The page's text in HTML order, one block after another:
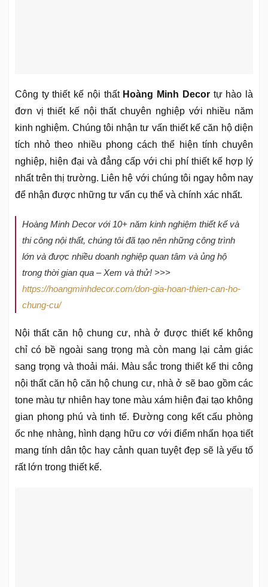
Công ty thiết kế nội thất Hoàng Minh Decortự hào là
đơn vị thiết kế nội thất chuyên nghiệp với nhiều năm
kinh nghiệm. Chúng tôi nhận tư vấn thiết kế căn hộ diện
tích nhỏ theo nhiều phong cách thể hiện tính chuyên
nghiệp, hiện đại và đẳng cấp với chi phí thiết kế hợp lý
nhất trên thị trường. Liên hệ với chúng tôi ngay hôm nay
để nhận được những tư vấn cụ thể và chính xác nhất.
Hoàng Minh Decor với 10+ năm kinh nghiệm thiết kế và
thi công nội thất, chúng tôi đã tạo nên những công trình
lớn và được nhiều doanh nghiệp quan tâm và ủng hộ
trong thời gian qua – Xem và thử! >>>
https://hoangminhdecor.com/don-gia-hoan-thien-can-ho-
chung-cu/
Nội thất căn hộ chung cư, nhà ở được thiết kế không
chỉ có bề ngoài sang trọng mà còn mang lại cảm giác
sang trọng và thoải mái. Màu sắc trong thiết kế thi công
nội thất căn hộ căn hộ chung cư, nhà ở sẽ bao gồm các
tone màu tự nhiên hay tone màu xám hiện đại tạo không
gian phong phú và tinh tế. Đường cong kết cấu phòng
ốc nhẹ nhàng, hình dạng hữu cơ với điểm nhấn họa tiết
mang tính dân tộc hay cảnh quan tuyệt đẹp sẽ là yếu tố
rất lớn trong thiết kế.